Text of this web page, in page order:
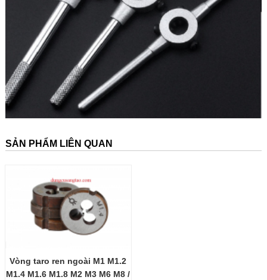
SẢN PHẨM LIÊN QUAN
Vòng taro ren ngoài M1 M1.2
M1.4 M1.6 M1.8 M2 M3 M6 M8 /